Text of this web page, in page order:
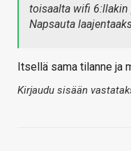
toisaalta wifi 6:llakin
Napsauta
Itsellä sama tilanne ja
Kirjaudu sisään